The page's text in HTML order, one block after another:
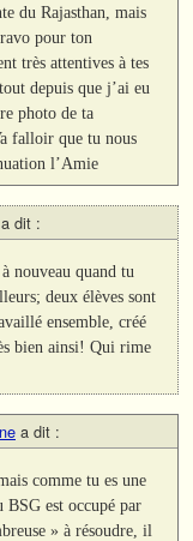
du Rajasthan, mais
pour ton
très attentives à tes
depuis que j’ai eu
photo de ta
falloir que tu nous
l’Amie
a dit :
nouveau quand tu
deux élèves sont
ensemble, créé
bien ainsi! Qui rime
a dit :
comme tu es une
BSG est occupé par
» à résoudre, il